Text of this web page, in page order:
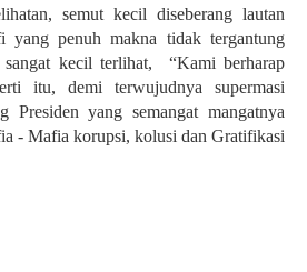
semut kecil diseberang lautan
yang penuh makna tidak tergantung
sangat kecil terlihat, “Kami berharap
itu, demi terwujudnya supermasi
Presiden yang semangat mangatnya
- Mafia korupsi, kolusi dan Gratifikasi